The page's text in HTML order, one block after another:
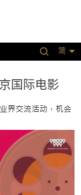
简
国际电影
界交流活动，机会